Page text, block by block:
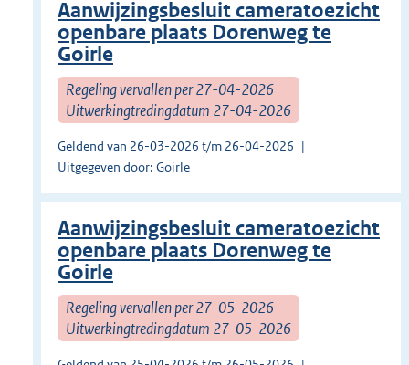
Aanwijzingsbesluit cameratoezicht
openbare plaats Dorenweg te
Goirle
Regeling vervallen per 27-04-2026
Uitwerkingtredingdatum 27-04-2026
Geldend van 26-03-2026 t/m 26-04-2026
Uitgegeven door: Goirle
Aanwijzingsbesluit cameratoezicht
openbare plaats Dorenweg te
Goirle
Regeling vervallen per 27-05-2026
Uitwerkingtredingdatum 27-05-2026